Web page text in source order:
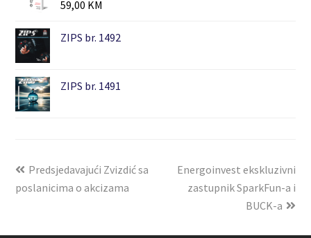
59,00 KM
ZIPS br. 1492
ZIPS br. 1491
Predsjedavajući Zvizdić sa
poslanicima o akcizama
Energoinvest ekskluzivni
zastupnik SparkFun-a i
BUCK-a